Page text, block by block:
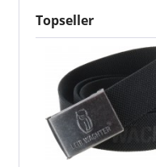
Topseller